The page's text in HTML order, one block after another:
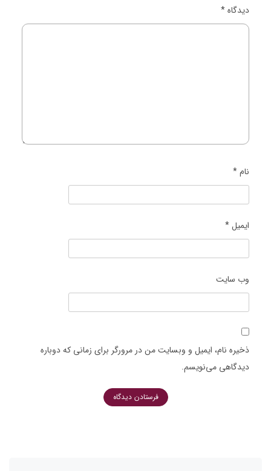
دیدگاه*
نام*
ایمیل*
وب‌ سایت
ذخیره نام، ایمیل و وبسایت من در مرورگر برای زمانی که دوباره
دیدگاهی می‌نویسم.